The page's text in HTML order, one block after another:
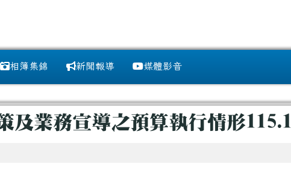
相簿集錦 新聞報導 媒體影音
及業務宣導之預算執行情形115.1